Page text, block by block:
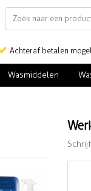
Achteraf betalen
Wasmiddelen